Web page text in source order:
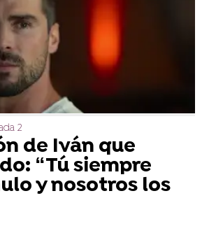
2
de Iván que
“Tú siempre
y nosotros los